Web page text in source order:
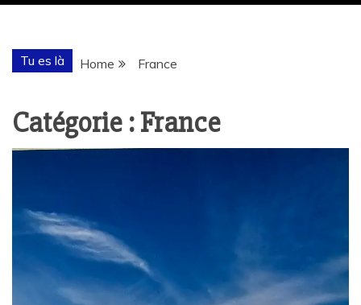
Tu es là Home France
Catégorie :France